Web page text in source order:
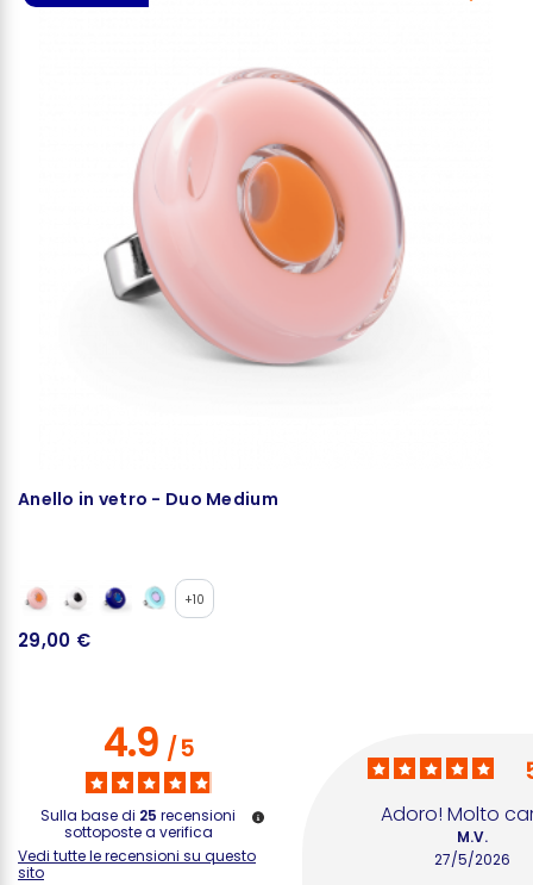
Anello in vetro - Duo Medium
+10
29,00 €
4.9/5
Sulla base di 25 recensioni
sottoposte a verifica
Vedi tutte le recensioni su questo
sito
Adoro! Molto
27/5/2026
M.V.